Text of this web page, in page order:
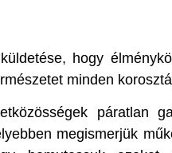
küldetése, hogy
minden
páratlan
megismerjük